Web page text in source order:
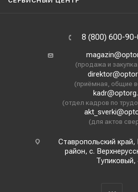
8 (800) 600-
(продажа и
(приёмная, общие
(отдел кадров по
(для актов
Ставропольский
район, с.
Тупиковый,